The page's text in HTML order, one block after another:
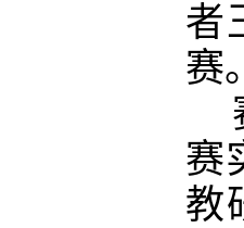
者
赛
赛
教